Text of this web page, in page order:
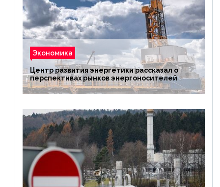
Экономика
Центр развития энергетики рассказал о
перспективах рынков энергоносителей